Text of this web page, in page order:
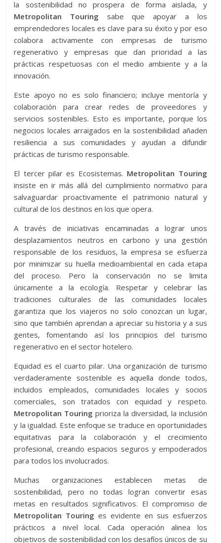
la sostenibilidad no prospera de forma aislada, y
Metropolitan Touring sabe que apoyar a los
emprendedores locales es clave para su éxito y por eso
colabora activamente con empresas de turismo
regenerativo y empresas que dan prioridad a las
prácticas respetuosas con el medio ambiente y a la
innovación.
Este apoyo no es solo financiero; incluye mentoría y
colaboración para crear redes de proveedores y
servicios sostenibles. Esto es importante, porque los
negocios locales arraigados en la sostenibilidad añaden
resiliencia a sus comunidades y ayudan a difundir
prácticas de turismo responsable.
El tercer pilar es Ecosistemas. Metropolitan Touring
insiste en ir más allá del cumplimiento normativo para
salvaguardar proactivamente el patrimonio natural y
cultural de los destinos en los que opera.
A través de iniciativas encaminadas a lograr unos
desplazamientos neutros en carbono y una gestión
responsable de los residuos, la empresa se esfuerza
por minimizar su huella medioambiental en cada etapa
del proceso. Pero la conservación no se limita
únicamente a la ecología. Respetar y celebrar las
tradiciones culturales de las comunidades locales
garantiza que los viajeros no solo conozcan un lugar,
sino que también aprendan a apreciar su historia y a sus
gentes, fomentando así los principios del turismo
regenerativo en el sector hotelero.
Equidad es el cuarto pilar. Una organización de turismo
verdaderamente sostenible es aquella donde todos,
incluidos empleados, comunidades locales y socios
comerciales, son tratados con equidad y respeto.
Metropolitan Touring prioriza la diversidad, la inclusión
y la igualdad. Este enfoque se traduce en oportunidades
equitativas para la colaboración y el crecimiento
profesional, creando espacios seguros y empoderados
para todos los involucrados.
Muchas organizaciones establecen metas de
sostenibilidad, pero no todas logran convertir esas
metas en resultados significativos. El compromiso de
Metropolitan Touring es evidente en sus esfuerzos
prácticos a nivel local. Cada operación alinea los
objetivos de sostenibilidad con los desafíos únicos de su